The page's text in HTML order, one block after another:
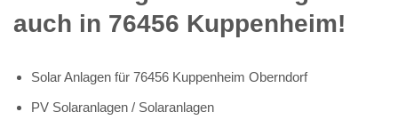
auch in 76456 Kuppenheim!
Solar Anlagen für 76456 Kuppenheim Oberndorf
PV Solaranlagen / Solaranlagen